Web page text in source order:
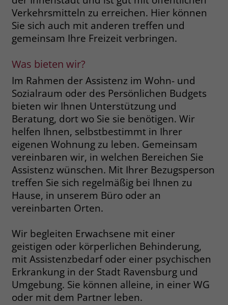
Verkehrsmitteln zu erreichen. Hier können
Sie sich auch mit anderen treffen und
gemeinsam Ihre Freizeit verbringen.
Was bieten wir?
Im Rahmen der Assistenz im Wohn- und
Sozialraum oder des Persönlichen Budgets
bieten wir Ihnen Unterstützung und
Beratung, dort wo Sie sie benötigen. Wir
helfen Ihnen, selbstbestimmt in Ihrer
eigenen Wohnung zu leben. Gemeinsam
vereinbaren wir, in welchen Bereichen Sie
Assistenz wünschen. Mit Ihrer Bezugsperson
treffen Sie sich regelmäßig bei Ihnen zu
Hause, in unserem Büro oder an
vereinbarten Orten.
Wir begleiten Erwachsene mit einer
geistigen oder körperlichen Behinderung,
mit Assistenzbedarf oder einer psychischen
Erkrankung in der Stadt Ravensburg und
Umgebung. Sie können alleine, in einer WG
oder mit dem Partner leben.
Name __cf_bm
Anbieter .fonts.net
Laufzeit 30 Minuten
Zweck
This cookie, set by Cloudflare, is used to
support Cloudflare Bot Management.
Name JSessionID
Anbieter jobs.stiftung-liebenau.de
Laufzeit Session
Zweck
Behält die Zustände des Benutzers bei
allen Seitenanfragen bei.
Name _gcl_au
Laufzeit 90 Tage
Zweck Enthält eine zufallsgenerierte User-ID.
Name _gcl_aw
Anbieter Google Ads
Laufzeit 90 Tage
Zweck
Dieses Cookie wird gesetzt, wenn ein
User über einen Klick auf eine Google
Werbeanzeige auf die Website gelangt.
welche Werbeanzeige geklickt wurde,
sodass erzielte Erfolge wie z.B.
Bestellungen oder Kontaktanfragen der
Anzeige zugewiesen werden können.
Name _gcl_dc